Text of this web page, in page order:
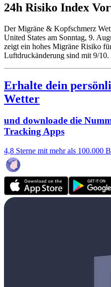
24h Risiko Index
Der Migräne & Kopfschmerz
United States am Sonntag, 9.
zeigt ein hohes Migräne Risiko
Luftdruckänderung sind mit 9/10.
Erhalte dein
Wetter
und downloade die
Tracking Apps
4,8 Sterne mit mehr als 100.000